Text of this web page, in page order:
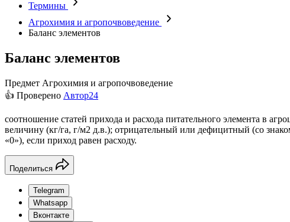
Термины
Агрохимия и агропочвоведение
Баланс элементов
Баланс элементов
Предмет Агрохимия и агропочвоведение
👍 Проверено Автор24
соотношение статей прихода и расхода питательного элемента в
величину (кг/га, г/м2 д.в.); отрицательный или дефицитный (со
«0»), если приход равен расходу.
Поделиться
Telegram
Whatsapp
Вконтакте